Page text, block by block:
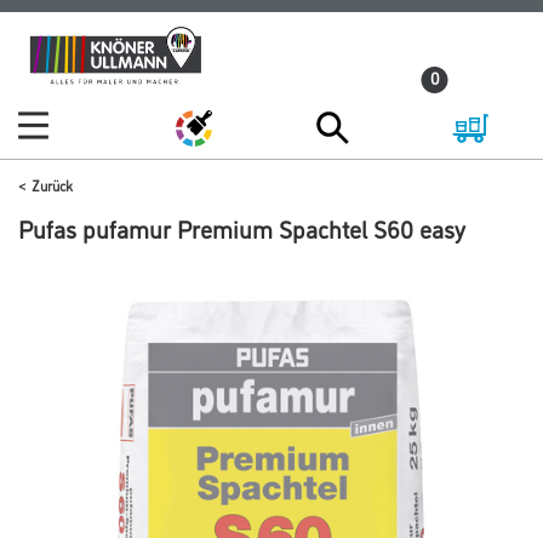
Zum
Inhalt
Zum
Navigationsmenü
0
Zurück
Pufas pufamur Premium Spachtel S60 easy